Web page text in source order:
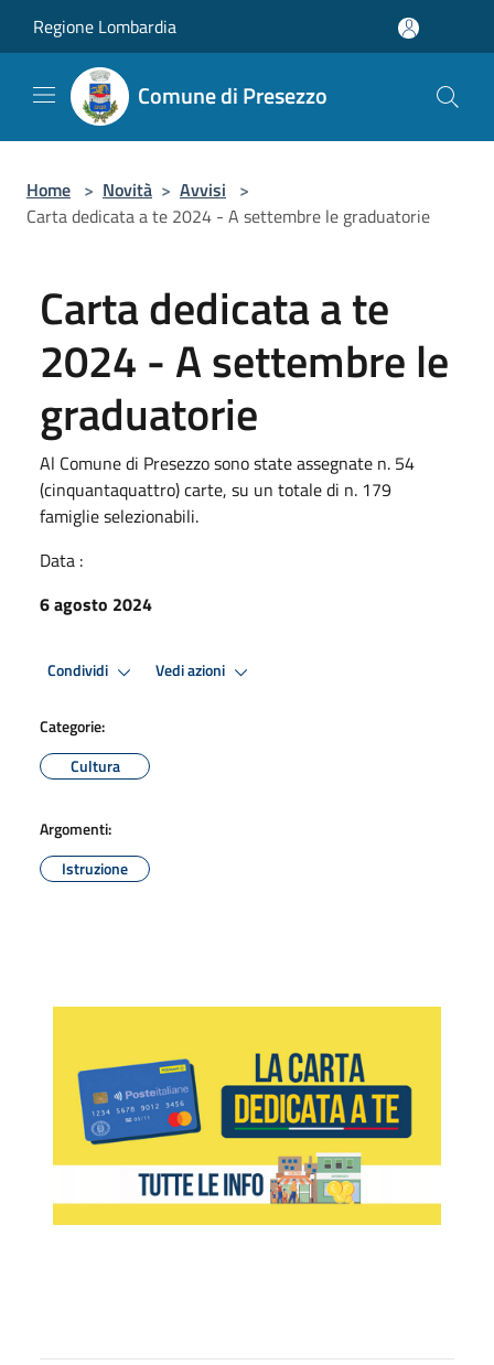
Regione Lombardia
Comune di Presezzo
Home > Novità > Avvisi >
Carta dedicata a te 2024 - A settembre le graduatorie
Carta dedicata a te
2024 - A settembre le
graduatorie
Al Comune di Presezzo sono state assegnate n. 54
(cinquantaquattro) carte, su un totale di n. 179
famiglie selezionabili.
Data :
6 agosto 2024
Condividi Vedi azioni
Categorie:
Cultura
Argomenti:
Istruzione